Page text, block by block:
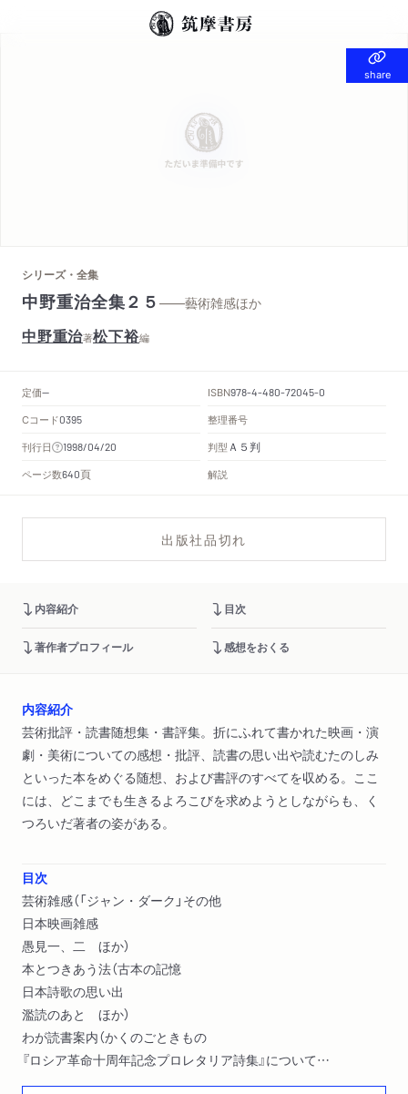
share
share
シリーズ・全集
中野重治全集２５——藝術雑感ほか
中野重治著松下裕編
定価-- ISBN978-4-480-72045-0
Cコード0395
整理番号
刊行日
1998/04/20 判型 Ａ５判
ページ数640頁 解説
出版社品切れ
内容紹介 目次
著作者プロフィール 感想をおくる
内容紹介
芸術批評・読書随想集・書評集。折にふれて書かれた映画・演
劇・美術についての感想・批評、読書の思い出や読むたのしみ
といった本をめぐる随想、および書評のすべてを収める。ここ
には、どこまでも生きるよろこびを求めようとしながらも、く
つろいだ著者の姿がある。
目次
芸術雑感（「ジャン・ダーク」その他
日本映画雑感
愚見一、二 ほか）
本とつきあう法（古本の記憶
日本詩歌の思い出
濫読のあと ほか）
わが読書案内（かくのごときもの
『ロシア革命十周年記念プロレタリア詩集』について
文学の推移 ほか）